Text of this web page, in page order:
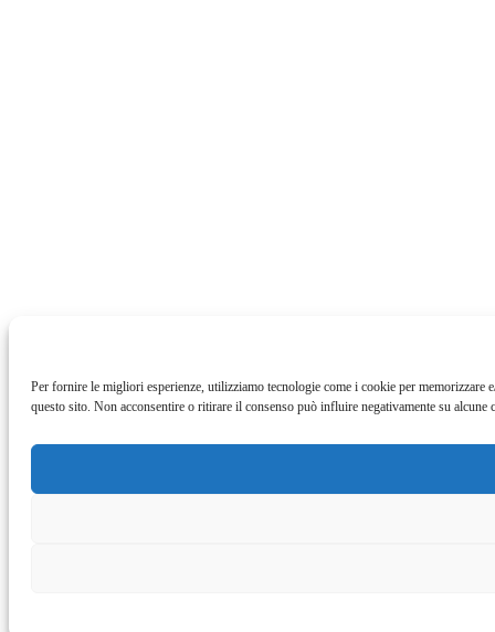
Per fornire le migliori esperienze, utilizziamo tecnologie come i cookie per
questo sito. Non acconsentire o ritirare il consenso può influire negativamente su alcune